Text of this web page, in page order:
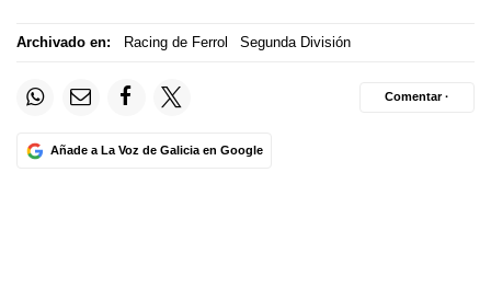
Archivado en: Racing de Ferrol Segunda División
Añade a La Voz de Galicia en Google
Comentar ·